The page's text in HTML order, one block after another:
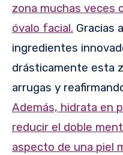
zona muchas veces
óvalo facial. Gracias
ingredientes
drásticamente esta
arrugas y
Además, hidrata en
reducir el doble
aspecto de una piel